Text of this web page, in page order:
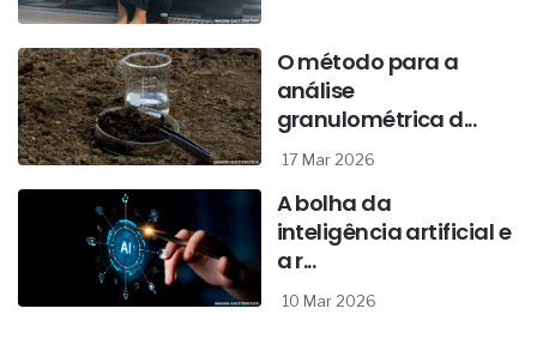
O método para a
análise
granulométrica d...
17 Mar 2026
A bolha da
inteligência artificial e
a r...
10 Mar 2026